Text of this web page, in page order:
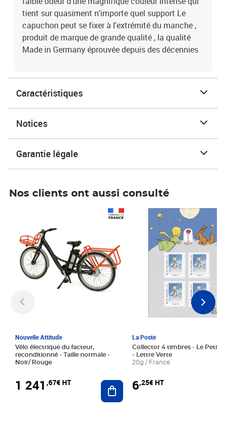
tient sur quasiment n'importe quel support Le
capuchon peut se fixer à l'extrémité du manche ,
produit de marque de grande qualité , la qualité
Made in Germany éprouvée depuis des décennies
Caractéristiques
Notices
Garantie légale
Nos clients ont aussi consulté
Nouvelle Attitude
Vélo électrique du facteur,
reconditionné - Taille normale -
Noir/ Rouge
1 241 ,67€ HT Ajouter au panier
La Poste
Collector 4 timbres - Le Petit
- Lettre Verte
20g / France
6,25€ HT
Prix 6,25€ HT